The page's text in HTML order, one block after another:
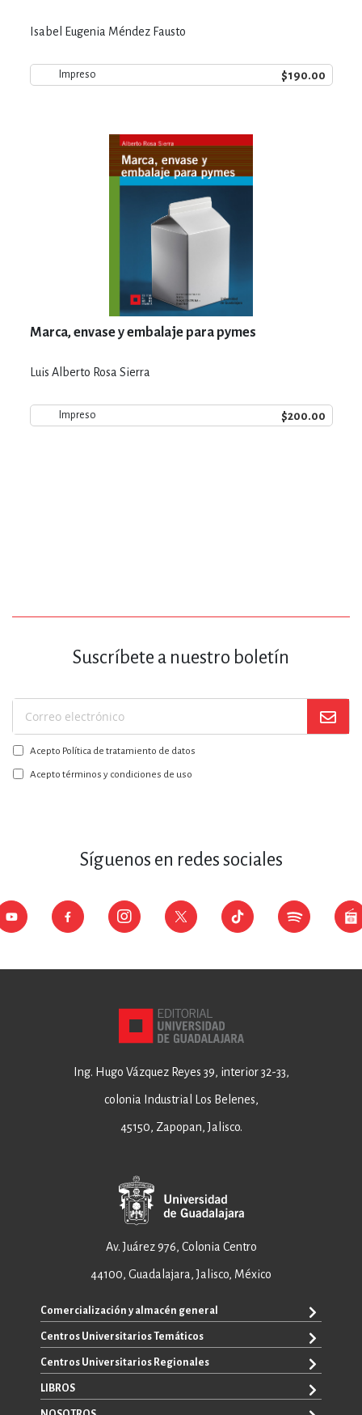
Isabel Eugenia Méndez Fausto
Impreso $190.00
Marca, envase y embalaje para pymes
Luis Alberto Rosa Sierra
Impreso $200.00
Suscríbete a nuestro boletín
Suscríbase
a
nuestro
boletín:
Acepto Política de tratamiento de datos
Acepto términos y condiciones de uso
Síguenos en redes sociales
Ing. Hugo Vázquez Reyes 39, interior 32-33,
colonia Industrial Los Belenes,
45150, Zapopan, Jalisco.
Av. Juárez 976, Colonia Centro
44100, Guadalajara, Jalisco, México
Comercialización y almacén general
+52 33 3640 6326
+52 33 3640 4595
ventas@editorial.udg.mx
Centros Universitarios Temáticos
CUAAD
CUCEA
Centros Universitarios Regionales
CUALTOS
CUCHAPALA
LIBROS